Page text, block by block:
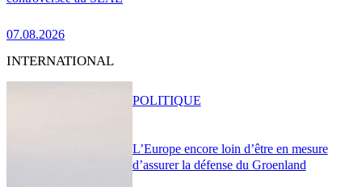
07.08.2026
INTERNATIONAL
L’Europe encore loin d’être en mesure
d’assurer la défense du Groenland
POLITIQUE